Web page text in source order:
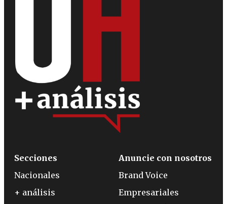
Secciones
Nacionales
+ análisis
Anuncie con nosotros
Brand Voice
Empresariales